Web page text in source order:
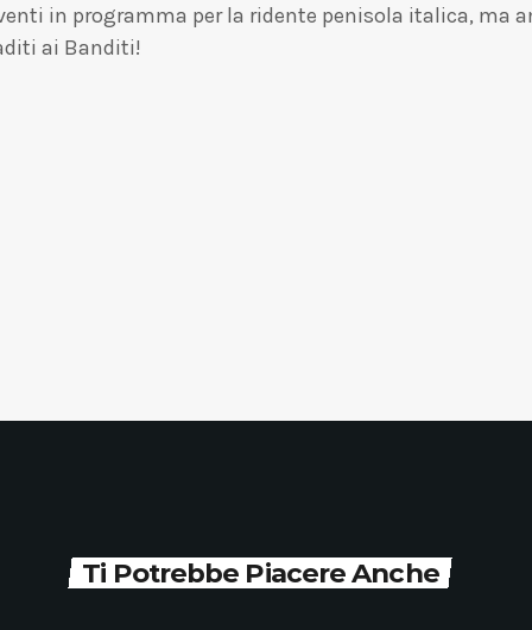
in programma per la ridente penisola italica, ma
ai Banditi!
Ti Potrebbe Piacere Anche